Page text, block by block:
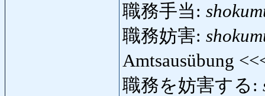
職務手当:
職務妨害:
Amtsausübung
職務を妨害する: